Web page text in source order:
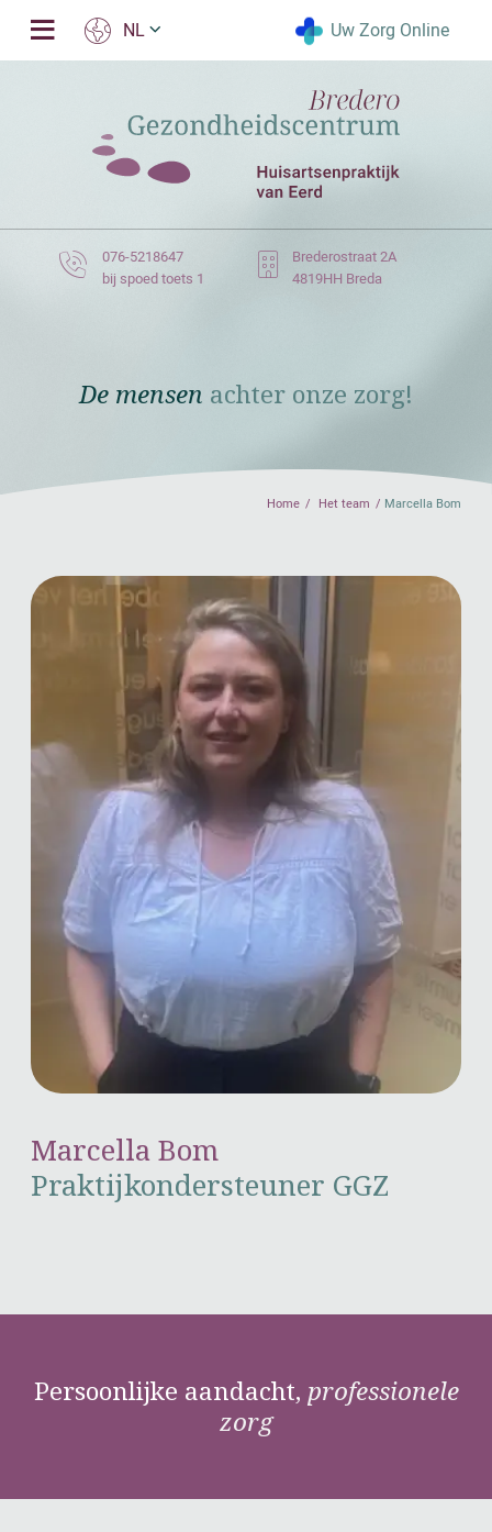
NL Uw Zorg Online
076-5218647
bij spoed toets 1
Brederostraat 2A
4819HH Breda
De mensen achter onze zorg!
Home Het team Marcella Bom
Marcella Bom
Praktijkondersteuner GGZ
Persoonlijke aandacht, professionele
zorg